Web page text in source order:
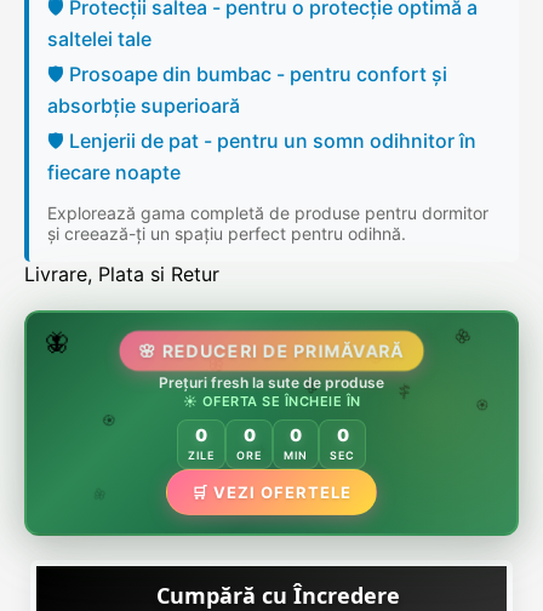
🛡️ Protecții saltea - pentru o protecție optimă a
saltelei tale
🛡️ Prosoape din bumbac - pentru confort și
absorbție superioară
🛡️ Lenjerii de pat - pentru un somn odihnitor în
fiecare noapte
Explorează gama completă de produse pentru dormitor
și creează-ți un spațiu perfect pentru odihnă.
Livrare, Plata si Retur
🌸
🌸
🏵️
🌷
🦋 🌸 REDUCERI DE PRIMĂVARĂ
Prețuri fresh la sute de produse
☀️ OFERTA SE ÎNCHEIE ÎN
0
ZILE
0
ORE
0
MIN
0
SEC
🛒 VEZI OFERTELE
Cumpără cu Încredere